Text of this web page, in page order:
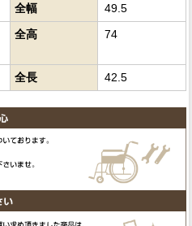
全幅
49.5
全高 74
全長 42.5